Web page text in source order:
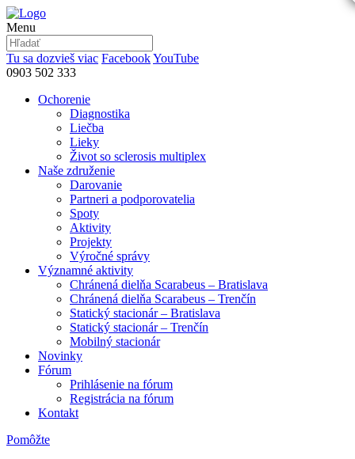
Menu
Tu sa dozvieš viac FacebookYouTube
0903 502 333
Ochorenie
Diagnostika
Liečba
Lieky
Život so sclerosis multiplex
Naše združenie
Darovanie
Partneri a podporovatelia
Spoty
Aktivity
Projekty
Výročné správy
Významné aktivity
Chránená dielňa Scarabeus – Bratislava
Chránená dielňa Scarabeus – Trenčín
Statický stacionár – Bratislava
Statický stacionár – Trenčín
Mobilný stacionár
Novinky
Fórum
Prihlásenie na fórum
Registrácia na fórum
Kontakt
Pomôžte